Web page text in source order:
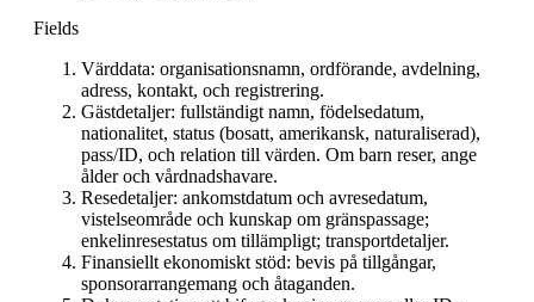
Fields
Värddata: organisationsnamn, ordförande, avdelning,
adress, kontakt, och registrering.
Gästdetaljer: fullständigt namn, födelsedatum,
nationalitet, status (bosatt, amerikansk, naturaliserad),
pass/ID, och relation till värden. Om barn reser, ange
ålder och vårdnadshavare.
Resedetaljer: ankomstdatum och avresedatum,
vistelseområde och kunskap om gränspassage;
enkelinresestatus om tillämpligt; transportdetaljer.
Finansiellt ekonomiskt stöd: bevis på tillgångar,
sponsorarrangemang och åtaganden.